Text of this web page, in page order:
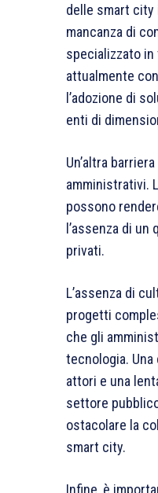
delle smart city
mancanza di
specializzato in
attualmente
l’adozione di
enti di
Un’altra
amministrativi.
possono
l’assenza di
privati.
L’assenza di
progetti
che gli
tecnologia.
attori e una
settore
ostacolare la
smart city.
Infine, è